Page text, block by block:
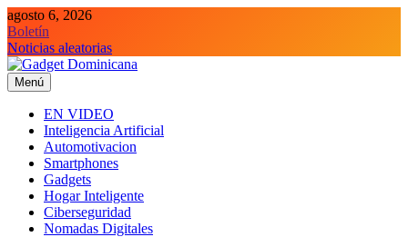
Saltar
al
contenido
agosto 6, 2026
Boletín
Noticias aleatorias
Gadget Dominicana
Gadgets y Tecnología de consumo
Menú
EN VIDEO
Inteligencia Artificial
Automotivacion
Smartphones
Gadgets
Hogar Inteligente
Ciberseguridad
Nomadas Digitales